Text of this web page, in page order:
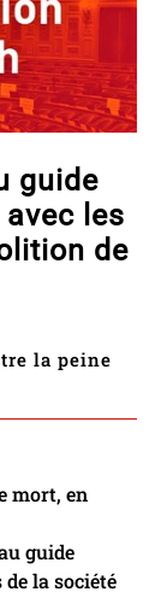
guide
les
de
la peine
mort, en
guide
la société